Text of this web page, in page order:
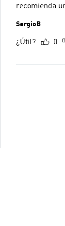
recomienda
SergioB
¿Útil? 0